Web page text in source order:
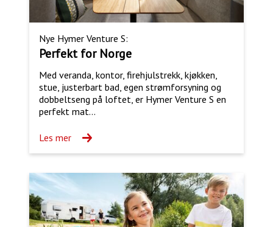
Nye Hymer Venture S:
Perfekt for Norge
Med veranda, kontor, firehjulstrekk, kjøkken,
stue, justerbart bad, egen strømforsyning og
dobbeltseng på loftet, er Hymer Venture S en
perfekt mat...
Les mer